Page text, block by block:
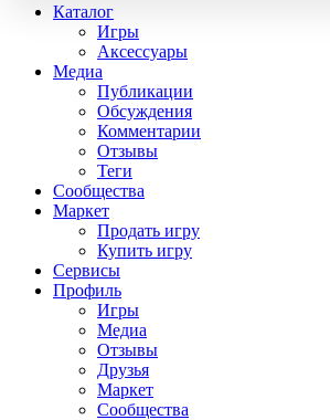
Каталог
Игры
Аксессуары
Медиа
Публикации
Обсуждения
Комментарии
Отзывы
Теги
Сообщества
Маркет
Продать игру
Купить игру
Сервисы
Профиль
Игры
Медиа
Отзывы
Друзья
Маркет
Сообщества